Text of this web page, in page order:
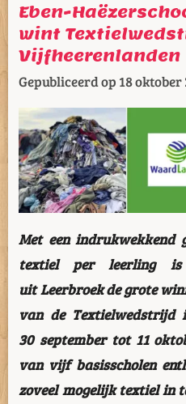
Eben-
wint
Vijfheerenlanden
Gepubliceerd op 18 oktober
Met een indrukwekkend
textiel per leerling is
uit Leerbroek de grote
van de Textielwedstrijd
30 september tot 11
van vijf basisscholen
zoveel mogelijk textiel in